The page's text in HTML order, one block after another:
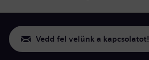
Vedd fel velünk a kapcsolatot!